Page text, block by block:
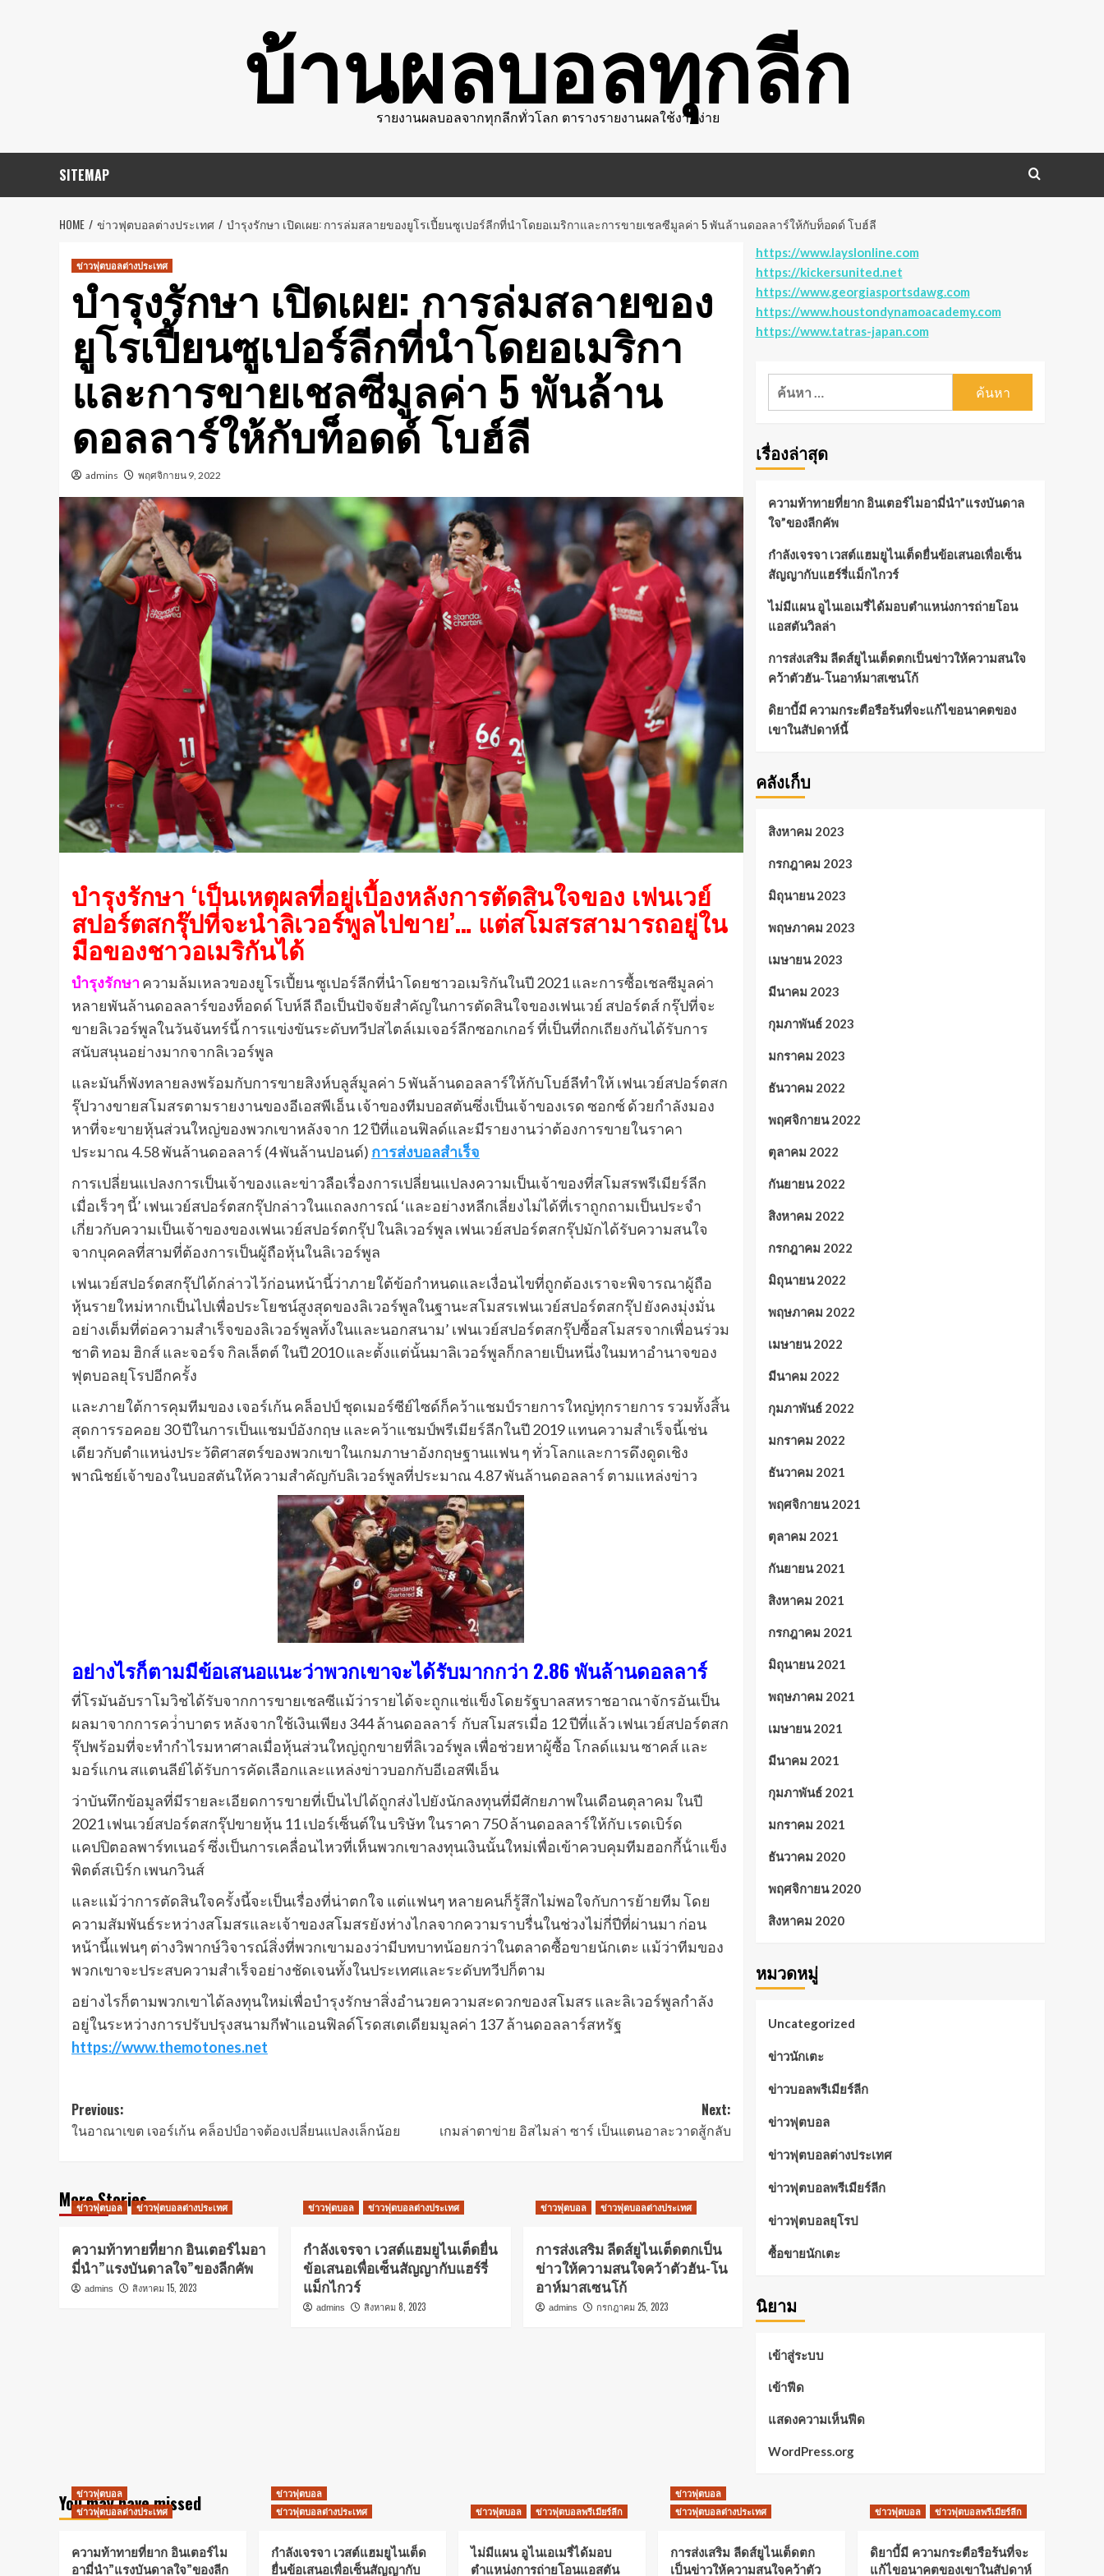
บ้านผลบอลทุกลีก
รายงานผลบอลจากทุกลีกทั่วโลก ตารางรายงานผลใช้งานง่าย
SITEMAP
HOME ข่าวฟุตบอลต่างประเทศ บํารุงรักษา เปิดเผย: การล่มสลายของยูโรเปี้ยนซูเปอร์ลีกที่นําโดยอเมริกาและการขายเชลซีมูลค่า 5 พันล้านดอลลาร์ให้กับท็อดด์ โบฮ์ลี
ข่าวฟุตบอลต่างประเทศ
บํารุงรักษา เปิดเผย: การล่มสลายของ
ยูโรเปี้ยนซูเปอร์ลีกที่นําโดยอเมริกา
และการขายเชลซีมูลค่า 5 พันล้าน
ดอลลาร์ให้กับท็อดด์ โบฮ์ลี
admins พฤศจิกายน 9, 2022
บํารุงรักษา ‘เป็นเหตุผลที่อยู่เบื้องหลังการตัดสินใจของ เฟนเวย์
สปอร์ตสกรุ๊ปที่จะนําลิเวอร์พูลไปขาย’… แต่สโมสรสามารถอยู่ใน
มือของชาวอเมริกันได้
บํารุงรักษาความล้มเหลวของยูโรเปี้ยน ซูเปอร์ลีกที่นําโดยชาวอเมริกันในปี 2021 และการซื้อเชลซีมูลค่า
หลายพันล้านดอลลาร์ของท็อดด์ โบห์ลี ถือเป็นปัจจัยสําคัญในการตัดสินใจของเฟนเวย์ สปอร์ตส์ กรุ๊ปที่จะ
ขายลิเวอร์พูลในวันจันทร์นี้ การแข่งขันระดับทวีปสไตล์เมเจอร์ลีกซอกเกอร์ ที่เป็นที่ถกเถียงกันได้รับการ
สนับสนุนอย่างมากจากลิเวอร์พูล
และมันก็พังทลายลงพร้อมกับการขายสิงห์บลูส์มูลค่า 5 พันล้านดอลลาร์ให้กับโบฮ์ลีทําให้ เฟนเวย์สปอร์ตสก
รุ๊ปวางขายสโมสรตามรายงานของอีเอสพีเอ็น เจ้าของทีมบอสตันซึ่งเป็นเจ้าของเรด ซอกซ์ ด้วยกําลังมอง
หาที่จะขายหุ้นส่วนใหญ่ของพวกเขาหลังจาก 12 ปีที่แอนฟิลด์และมีรายงานว่าต้องการขายในราคา
ประมาณ 4.58 พันล้านดอลลาร์ (4 พันล้านปอนด์) การส่งบอลสําเร็จ
การเปลี่ยนแปลงการเป็นเจ้าของและข่าวลือเรื่องการเปลี่ยนแปลงความเป็นเจ้าของที่สโมสรพรีเมียร์ลีก
เมื่อเร็วๆ นี้’ เฟนเวย์สปอร์ตสกรุ๊ปกล่าวในแถลงการณ์ ‘และอย่างหลีกเลี่ยงไม่ได้ที่เราถูกถามเป็นประจํา
เกี่ยวกับความเป็นเจ้าของของเฟนเวย์สปอร์ตกรุ๊ป ในลิเวอร์พูล เฟนเวย์สปอร์ตสกรุ๊ปมักได้รับความสนใจ
จากบุคคลที่สามที่ต้องการเป็นผู้ถือหุ้นในลิเวอร์พูล
เฟนเวย์สปอร์ตสกรุ๊ปได้กล่าวไว้ก่อนหน้านี้ว่าภายใต้ข้อกําหนดและเงื่อนไขที่ถูกต้องเราจะพิจารณาผู้ถือ
หุ้นรายใหม่หากเป็นไปเพื่อประโยชน์สูงสุดของลิเวอร์พูลในฐานะสโมสรเฟนเวย์สปอร์ตสกรุ๊ป ยังคงมุ่งมั่น
อย่างเต็มที่ต่อความสําเร็จของลิเวอร์พูลทั้งในและนอกสนาม’ เฟนเวย์สปอร์ตสกรุ๊ปซื้อสโมสรจากเพื่อนร่วม
ชาติ ทอม ฮิกส์ และจอร์จ กิลเล็ตต์ ในปี 2010 และตั้งแต่นั้นมาลิเวอร์พูลก็กลายเป็นหนึ่งในมหาอํานาจของ
ฟุตบอลยุโรปอีกครั้ง
และภายใต้การคุมทีมของ เจอร์เก้น คล็อปป์ ชุดเมอร์ซีย์ไซด์ก็คว้าแชมป์รายการใหญ่ทุกรายการ รวมทั้งสิ้น
สุดการรอคอย 30 ปีในการเป็นแชมป์อังกฤษ และคว้าแชมป์พรีเมียร์ลีกในปี 2019 แทนความสําเร็จนี้เช่น
เดียวกับตําแหน่งประวัติศาสตร์ของพวกเขาในเกมภาษาอังกฤษฐานแฟน ๆ ทั่วโลกและการดึงดูดเชิง
พาณิชย์เจ้าของในบอสตันให้ความสําคัญกับลิเวอร์พูลที่ประมาณ 4.87 พันล้านดอลลาร์ ตามแหล่งข่าว
อย่างไรก็ตามมีข้อเสนอแนะว่าพวกเขาจะได้รับมากกว่า 2.86 พันล้านดอลลาร์
ที่โรมันอับราโมวิชได้รับจากการขายเชลซีแม้ว่ารายได้จะถูกแช่แข็งโดยรัฐบาลสหราชอาณาจักรอันเป็น
ผลมาจากการคว่ําบาตร หลังจากใช้เงินเพียง 344 ล้านดอลลาร์ กับสโมสรเมื่อ 12 ปีที่แล้ว เฟนเวย์สปอร์ตสก
รุ๊ปพร้อมที่จะทํากําไรมหาศาลเมื่อหุ้นส่วนใหญ่ถูกขายที่ลิเวอร์พูล เพื่อช่วยหาผู้ซื้อ โกลด์แมน ซาคส์ และ
มอร์แกน สแตนลีย์ได้รับการคัดเลือกและแหล่งข่าวบอกกับอีเอสพีเอ็น
ว่าบันทึกข้อมูลที่มีรายละเอียดการขายที่เป็นไปได้ถูกส่งไปยังนักลงทุนที่มีศักยภาพในเดือนตุลาคม ในปี
2021 เฟนเวย์สปอร์ตสกรุ๊ปขายหุ้น 11 เปอร์เซ็นต์ใน บริษัท ในราคา 750 ล้านดอลลาร์ให้กับ เรดเบิร์ด
แคปปิตอลพาร์ทเนอร์ ซึ่งเป็นการเคลื่อนไหวที่เห็นพวกเขาลงทุนเงินนั้นใหม่เพื่อเข้าควบคุมทีมฮอกกี้น้ําแข็ง
พิตต์สเบิร์ก เพนกวินส์
และแม้ว่าการตัดสินใจครั้งนี้จะเป็นเรื่องที่น่าตกใจ แต่แฟนๆ หลายคนก็รู้สึกไม่พอใจกับการย้ายทีม โดย
ความสัมพันธ์ระหว่างสโมสรและเจ้าของสโมสรยังห่างไกลจากความราบรื่นในช่วงไม่กี่ปีที่ผ่านมา ก่อน
หน้านี้แฟนๆ ต่างวิพากษ์วิจารณ์สิ่งที่พวกเขามองว่ามีบทบาทน้อยกว่าในตลาดซื้อขายนักเตะ แม้ว่าทีมของ
พวกเขาจะประสบความสําเร็จอย่างชัดเจนทั้งในประเทศและระดับทวีปก็ตาม
อย่างไรก็ตามพวกเขาได้ลงทุนใหม่เพื่อบํารุงรักษาสิ่งอํานวยความสะดวกของสโมสร และลิเวอร์พูลกําลัง
อยู่ในระหว่างการปรับปรุงสนามกีฬาแอนฟิลด์โรดสเตเดียมมูลค่า 137 ล้านดอลลาร์สหรัฐ
https://www.themotones.net
Post
navigation
Previous:
ในอาณาเขต เจอร์เก้น คล็อปป์อาจต้องเปลี่ยนแปลงเล็กน้อย
Next:
เกมล่าตาข่าย อิสไมล่า ซาร์ เป็นแตนอาละวาดสู้กลับ
More Stories
ข่าวฟุตบอล ข่าวฟุตบอลต่างประเทศ
ความท้าทายที่ยาก อินเตอร์ไมอา
มี่นำ”แรงบันดาลใจ”ของลีกคัพ
admins สิงหาคม 15, 2023
ข่าวฟุตบอล ข่าวฟุตบอลต่างประเทศ
กำลังเจรจา เวสต์แฮมยูไนเต็ดยื่น
ข้อเสนอเพื่อเซ็นสัญญากับแฮร์รี่
แม็กไกวร์
admins สิงหาคม 8, 2023
ข่าวฟุตบอล ข่าวฟุตบอลต่างประเทศ
การส่งเสริม ลีดส์ยูไนเต็ดตกเป็น
ข่าวให้ความสนใจคว้าตัวฮัน-โน
อาห์มาสเซนโก้
admins กรกฎาคม 25, 2023
https://www.layslonline.com
https://kickersunited.net
https://www.georgiasportsdawg.com
https://www.houstondynamoacademy.com
https://www.tatras-japan.com
ค้นหา
เรื่องล่าสุด
ความท้าทายที่ยาก อินเตอร์ไมอามี่นำ”แรงบันดาล
ใจ”ของลีกคัพ
กำลังเจรจา เวสต์แฮมยูไนเต็ดยื่นข้อเสนอเพื่อเซ็น
สัญญากับแฮร์รี่แม็กไกวร์
ไม่มีแผน อูไนเอเมรี่ได้มอบตำแหน่งการถ่ายโอน
แอสตันวิลล่า
การส่งเสริม ลีดส์ยูไนเต็ดตกเป็นข่าวให้ความสนใจ
คว้าตัวฮัน-โนอาห์มาสเซนโก้
ดิยาบี้มี ความกระตือรือร้นที่จะแก้ไขอนาคตของ
เขาในสัปดาห์นี้
คลังเก็บ
สิงหาคม 2023
กรกฎาคม 2023
มิถุนายน 2023
พฤษภาคม 2023
เมษายน 2023
มีนาคม 2023
กุมภาพันธ์ 2023
มกราคม 2023
ธันวาคม 2022
พฤศจิกายน 2022
ตุลาคม 2022
กันยายน 2022
สิงหาคม 2022
กรกฎาคม 2022
มิถุนายน 2022
พฤษภาคม 2022
เมษายน 2022
มีนาคม 2022
กุมภาพันธ์ 2022
มกราคม 2022
ธันวาคม 2021
พฤศจิกายน 2021
ตุลาคม 2021
กันยายน 2021
สิงหาคม 2021
กรกฎาคม 2021
มิถุนายน 2021
พฤษภาคม 2021
เมษายน 2021
มีนาคม 2021
กุมภาพันธ์ 2021
มกราคม 2021
ธันวาคม 2020
พฤศจิกายน 2020
สิงหาคม 2020
หมวดหมู่
Uncategorized
ข่าวนักเตะ
ข่าวบอลพรีเมียร์ลีก
ข่าวฟุตบอล
ข่าวฟุตบอลต่างประเทศ
ข่าวฟุตบอลพรีเมียร์ลีก
ข่าวฟุตบอลยุโรป
ซื้อขายนักเตะ
นิยาม
เข้าสู่ระบบ
เข้าฟีด
แสดงความเห็นฟีด
WordPress.org
You may have missed
ข่าวฟุตบอล
ข่าวฟุตบอลต่างประเทศ
ความท้าทายที่ยาก อินเตอร์ไม
อามี่นำ”แรงบันดาลใจ”ของลีก
ข่าวฟุตบอล
ข่าวฟุตบอลต่างประเทศ
กำลังเจรจา เวสต์แฮมยูไนเต็ด
ยื่นข้อเสนอเพื่อเซ็นสัญญากับ
ข่าวฟุตบอล ข่าวฟุตบอลพรีเมียร์ลีก
ไม่มีแผน อูไนเอเมรี่ได้มอบ
ตำแหน่งการถ่ายโอนแอสตัน
ข่าวฟุตบอล
ข่าวฟุตบอลต่างประเทศ
การส่งเสริม ลีดส์ยูไนเต็ดตก
เป็นข่าวให้ความสนใจคว้าตัว
ข่าวฟุตบอล ข่าวฟุตบอลพรีเมียร์ลีก
ดิยาบี้มี ความกระตือรือร้นที่จะ
แก้ไขอนาคตของเขาในสัปดาห์